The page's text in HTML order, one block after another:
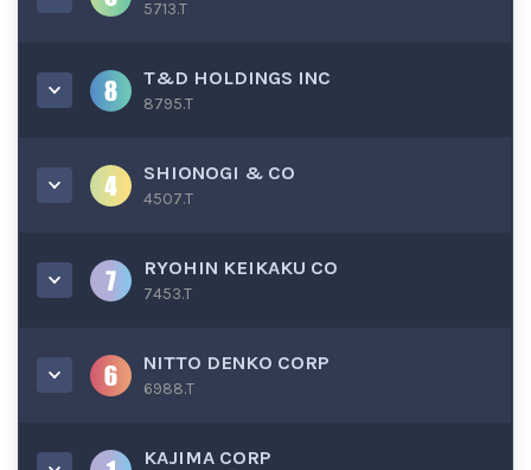
5713.T
T&D HOLDINGS INC
8795.T
SHIONOGI & CO
4507.T
RYOHIN KEIKAKU CO
7453.T
NITTO DENKO CORP
6988.T
KAJIMA CORP